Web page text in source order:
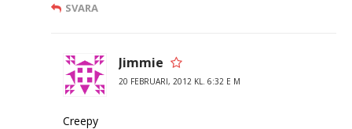
SVARA
Jimmie
20 FEBRUARI, 2012 KL. 6:32 E M
Creepy